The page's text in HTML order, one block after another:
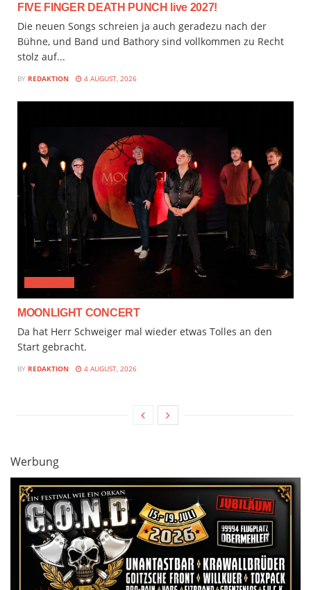
FIVE FINGER DEATH PUNCH live 2027!
Die neuen Songs schreien ja auch geradezu nach der
Bühne, und Band und Bathory sind vollkommen zu Recht
stolz auf...
BY REDAKTION 4 AUGUST, 2026
MOONLIGHT CONCERT
Da hat Herr Schweiger mal wieder etwas Tolles an den
Start gebracht.
BY REDAKTION 4 AUGUST, 2026
Werbung